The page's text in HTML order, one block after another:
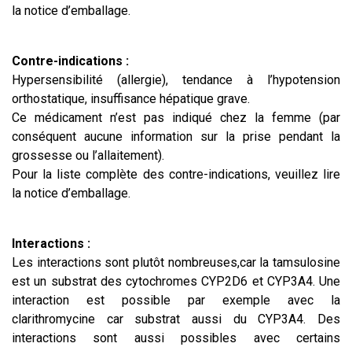
la notice d’emballage.
Contre-indications :
Hypersensibilité (allergie), tendance à l’hypotension
orthostatique, insuffisance hépatique grave.
Ce médicament n’est pas indiqué chez la femme (par
conséquent aucune information sur la prise pendant la
grossesse ou l’allaitement).
Pour la liste complète des contre-indications, veuillez lire
la notice d’emballage.
Interactions :
Les interactions sont plutôt nombreuses,car la tamsulosine
est un substrat des cytochromes CYP2D6 et CYP3A4. Une
interaction est possible par exemple avec la
clarithromycine car substrat aussi du CYP3A4. Des
interactions sont aussi possibles avec certains